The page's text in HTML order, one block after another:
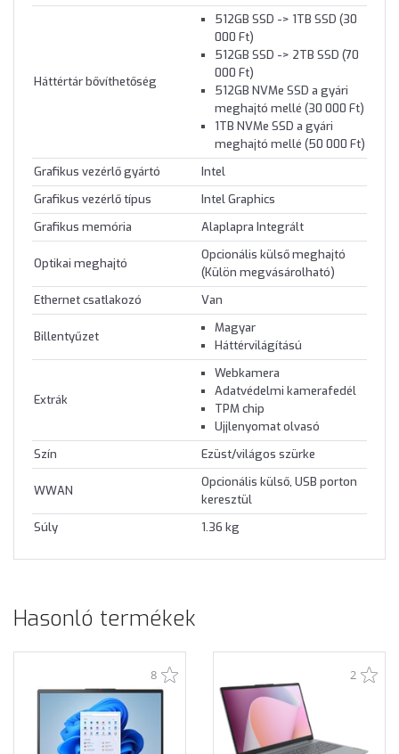
Háttértár bővíthetőség
512GB SSD -> 1TB SSD (30
000 Ft)
512GB SSD -> 2TB SSD (70
000 Ft)
512GB NVMe SSD a gyári
meghajtó mellé (30 000 Ft)
1TB NVMe SSD a gyári
meghajtó mellé (50 000 Ft)
Grafikus vezérlő gyártó
Intel
Grafikus vezérlő típus
Intel Graphics
Grafikus memória
Alaplapra Integrált
Optikai meghajtó
Opcionális külső meghajtó
(Külön megvásárolható)
Ethernet csatlakozó
Van
Billentyűzet
Magyar
Háttérvilágítású
Extrák
Webkamera
Adatvédelmi kamerafedél
TPM chip
Ujjlenyomat olvasó
Szín
Ezüst/világos szürke
WWAN
Opcionális külső, USB porton
keresztül
Súly
1.36 kg
Hasonló termékek
8 2